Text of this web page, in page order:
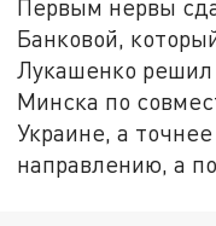
Первым нервы
Банковой,
Лукашенко
Минска по
Украине, а
направлению, а